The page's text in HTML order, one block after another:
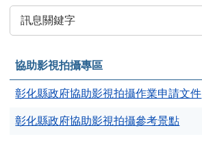
協助影視拍攝專區
彰化縣政府協助影視拍攝作業申請文件
彰化縣政府協助影視拍攝參考景點